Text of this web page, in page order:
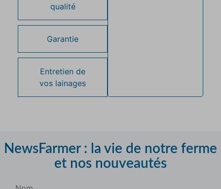
qualité
Garantie
Entretien de
vos lainages
NewsFarmer : la vie de notre ferme
et nos nouveautés